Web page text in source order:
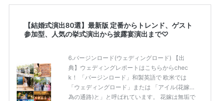
【結婚式演出80選】最新版 定番からトレンド、ゲスト
参加型、人気の挙式演出から披露宴演出まで♡
6.バージンロード(ウェディングロード) 【出
典】ウェディングレポートはこちらからchec
k！ 「バージンロード」和製英語で 欧米では
「ウェディングロード」または 「アイル(花嫁の
為の通路)と」と呼ばれています。 花嫁は無垢で